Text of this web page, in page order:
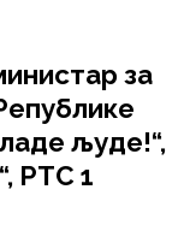
за
људе!“,
РТС 1